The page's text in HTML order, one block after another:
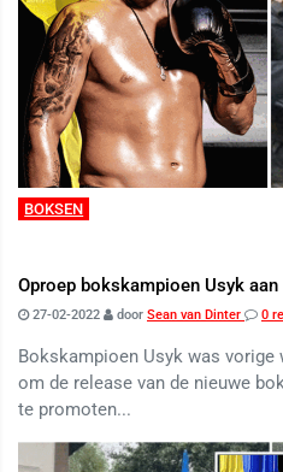
BOKSEN
Oproep bokskampioen Usyk
27-02-2022 door Sean van Dinter 0
Bokskampioen Usyk was vorige
om de release van de nieuwe
te promoten...